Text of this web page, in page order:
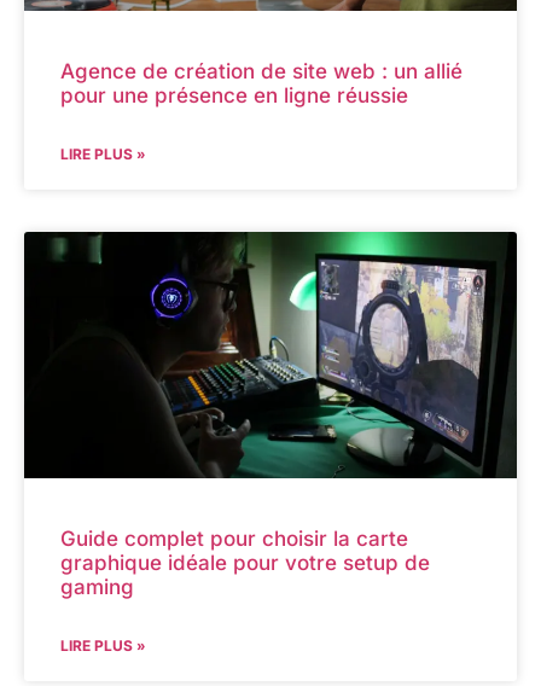
Agence de création de site web : un allié
pour une présence en ligne réussie
LIRE PLUS »
Guide complet pour choisir la carte
graphique idéale pour votre setup de
gaming
LIRE PLUS »